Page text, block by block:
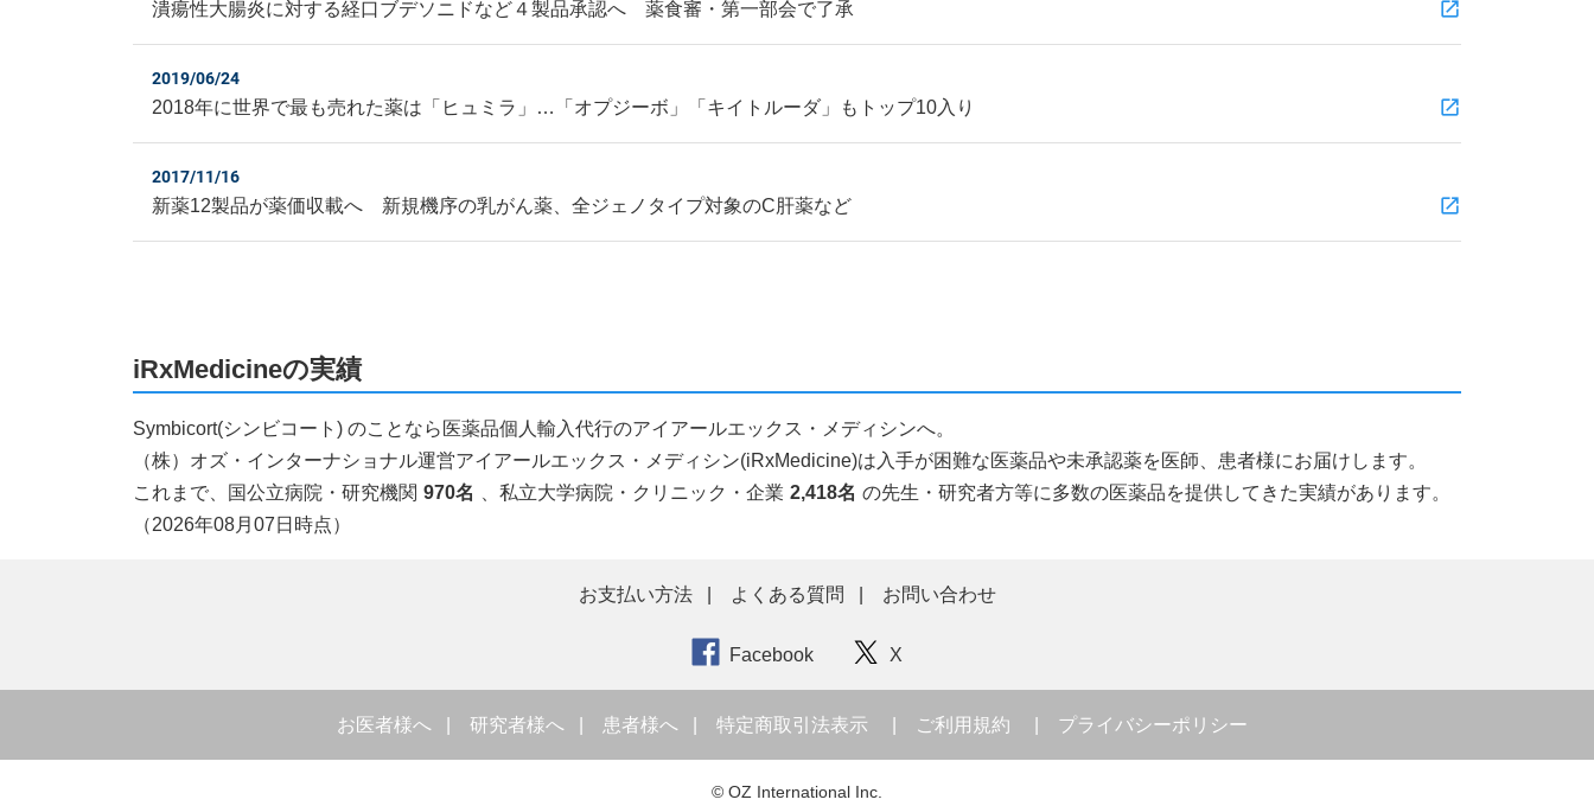
潰瘍性大腸炎に対する経口ブデソニドなど４製品承認へ 薬食審・第一部会で了承
2019/06/24
2018年に世界で最も売れた薬は「ヒュミラ」…「オプジーボ」「キイトルーダ」もトップ10入り
2017/11/16
新薬12製品が薬価収載へ 新規機序の乳がん薬、全ジェノタイプ対象のC肝薬など
iRxMedicineの実績
Symbicort(シンビコート) のことなら医薬品個人輸入代行のアイアールエックス・メディシンへ。
（株）オズ・インターナショナル運営アイアールエックス・メディシン(iRxMedicine)は入手が困難な医薬品や未承認薬を医師、患者様にお届けします。
これまで、国公立病院・研究機関 970名 、私立大学病院・クリニック・企業 2,418名 の先生・研究者方等に多数の医薬品を提供してきた実績があります。
（2026年08月07日時点）
お支払い方法 よくある質問 お問い合わせ
Facebook X
お医者様へ 研究者様へ 患者様へ 特定商取引法表示 ご利用規約 プライバシーポリシー
© OZ International Inc.